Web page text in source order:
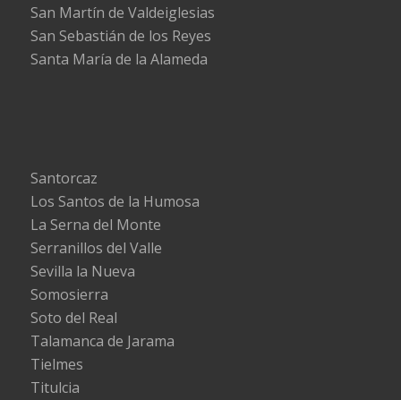
San Martín de Valdeiglesias
San Sebastián de los Reyes
Santa María de la Alameda
Santorcaz
Los Santos de la Humosa
La Serna del Monte
Serranillos del Valle
Sevilla la Nueva
Somosierra
Soto del Real
Talamanca de Jarama
Tielmes
Titulcia